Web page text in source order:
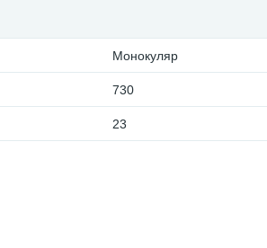
Монокуляр
730
23